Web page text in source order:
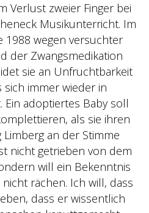
Verlust zweier Finger bei
Musikunterricht. Im
1988 wegen versuchter
der Zwangsmedikation
sie an Unfruchtbarkeit
sich immer wieder in
Ein adoptiertes Baby soll
als sie ihren
Limberg an der Stimme
nicht getrieben von dem
will ein Bekenntnis
rächen. Ich will, dass
dass er wissentlich